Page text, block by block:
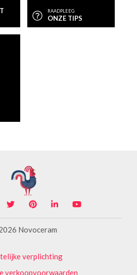
RAADPLEEG
ONZE TIPS
Novoceram
verplichting
verkoopvoorwaarden